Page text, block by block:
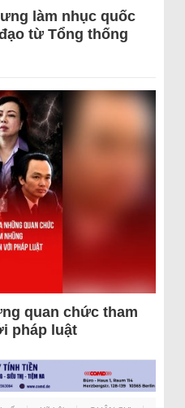
làm nhục quốc
từ Tổng thống
quan chức tham
pháp luật